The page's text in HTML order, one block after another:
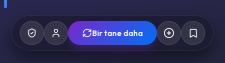
Bir tane daha